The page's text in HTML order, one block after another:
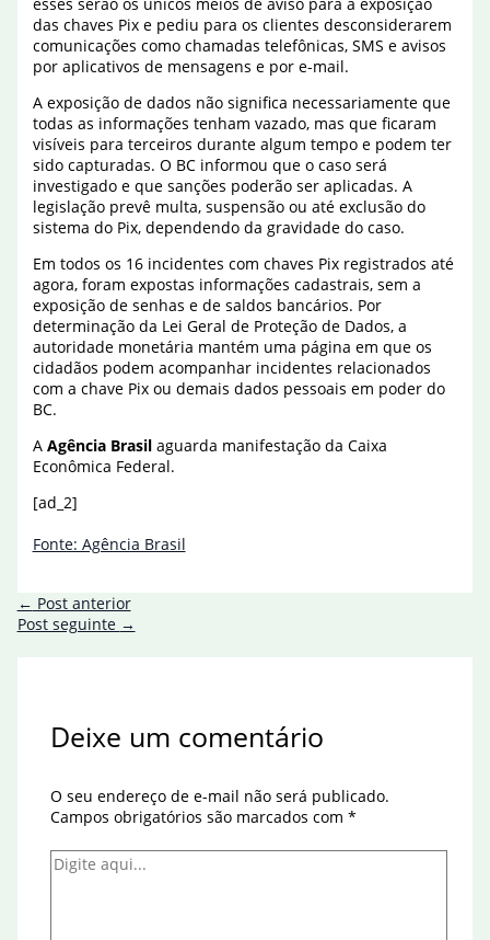
das chaves Pix e pediu para os clientes desconsiderarem
comunicações como chamadas telefônicas, SMS e avisos
por aplicativos de mensagens e por e-mail.
A exposição de dados não significa necessariamente que
todas as informações tenham vazado, mas que ficaram
visíveis para terceiros durante algum tempo e podem ter
sido capturadas. O BC informou que o caso será
investigado e que sanções poderão ser aplicadas. A
legislação prevê multa, suspensão ou até exclusão do
sistema do Pix, dependendo da gravidade do caso.
Em todos os 16 incidentes com chaves Pix registrados até
agora, foram expostas informações cadastrais, sem a
exposição de senhas e de saldos bancários. Por
determinação da Lei Geral de Proteção de Dados, a
autoridade monetária mantém uma página em que os
cidadãos podem acompanhar incidentes relacionados
com a chave Pix ou demais dados pessoais em poder do
BC.
A Agência Brasilaguarda manifestação da Caixa
Econômica Federal.
[ad_2]
Fonte: Agência Brasil
← Post anterior
Post seguinte →
Deixe um comentário
O seu endereço de e-mail não será publicado.
Campos obrigatórios são marcados com *
Digite